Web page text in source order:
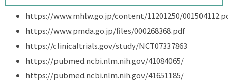
https://www.mhlw.go.jp/content/11201250/
https://www.pmda.go.jp/files/000268368.pdf
https://clinicaltrials.gov/study/NCT07337863
https://pubmed.ncbi.nlm.nih.gov/41084065/
https://pubmed.ncbi.nlm.nih.gov/41651185/